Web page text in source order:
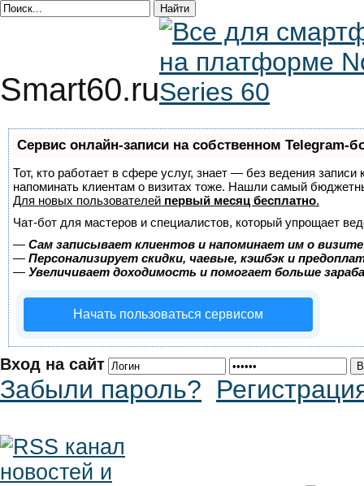
Smart60.ru
Сервис онлайн-записи на собственном Telegram-
Тот, кто работает в сфере услуг, знает — без ведения
напоминать клиентам о визитах тоже. Нашли самый
Для новых пользователей первый месяц бесплатно.
Чат-бот для мастеров и специалистов, который упрощает
— Сам записывает клиентов и напоминает им о
— Персонализирует скидки, чаевые, кэшбэк и
— Увеличивает доходимость и помогает больше
Начать пользоваться сервисом
Вход на сайт
Забыли пароль?